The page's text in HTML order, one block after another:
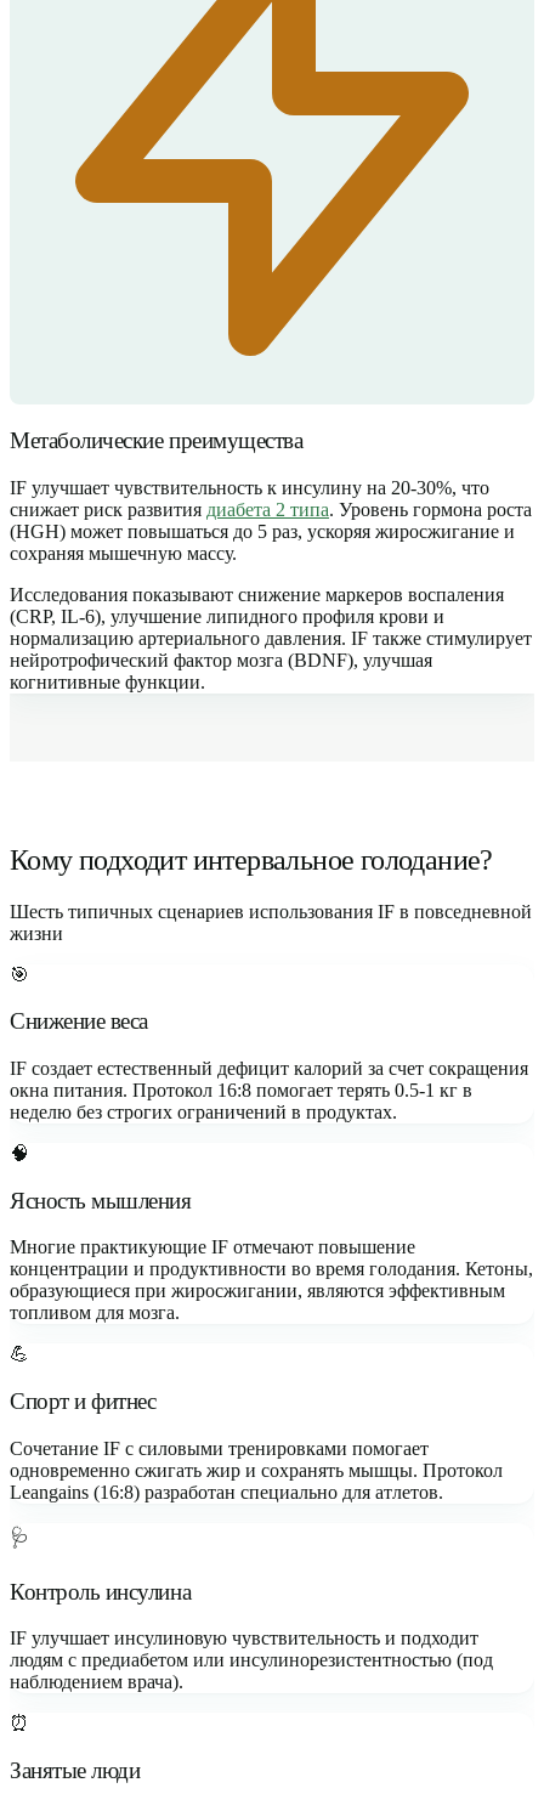
Метаболические преимущества
IF улучшает чувствительность к инсулину на 20-30%, что
снижает риск развития диабета 2 типа. Уровень гормона роста
(HGH) может повышаться до 5 раз, ускоряя жиросжигание и
сохраняя мышечную массу.
Исследования показывают снижение маркеров воспаления
(CRP, IL-6), улучшение липидного профиля крови и
нормализацию артериального давления. IF также стимулирует
нейротрофический фактор мозга (BDNF), улучшая
когнитивные функции.
Кому подходит интервальное голодание?
Шесть типичных сценариев использования IF в повседневной
жизни
🎯
Снижение веса
IF создает естественный дефицит калорий за счет сокращения
окна питания. Протокол 16:8 помогает терять 0.5-1 кг в
неделю без строгих ограничений в продуктах.
🧠
Ясность мышления
Многие практикующие IF отмечают повышение
концентрации и продуктивности во время голодания. Кетоны,
образующиеся при жиросжигании, являются эффективным
топливом для мозга.
💪
Спорт и фитнес
Сочетание IF с силовыми тренировками помогает
одновременно сжигать жир и сохранять мышцы. Протокол
Leangains (16:8) разработан специально для атлетов.
🩺
Контроль инсулина
IF улучшает инсулиновую чувствительность и подходит
людям с предиабетом или инсулинорезистентностью (под
наблюдением врача).
⏰
Занятые люди